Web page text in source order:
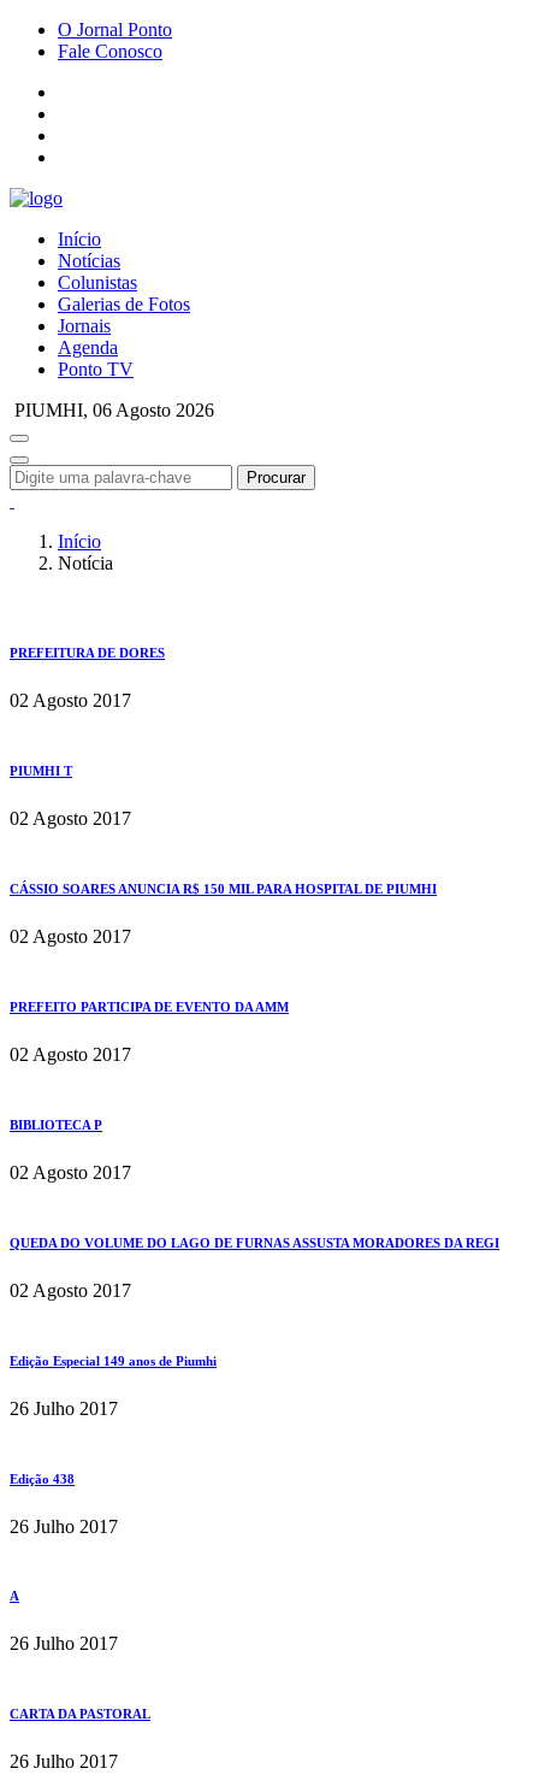
O Jornal Ponto
Fale Conosco
Início
Notícias
Colunistas
Galerias de Fotos
Jornais
Agenda
Ponto TV
PIUMHI, 06 Agosto 2026
Procurar
Início
Notícia
PREFEITURA DE DORES
02 Agosto 2017
PIUMHI T
02 Agosto 2017
CÁSSIO SOARES ANUNCIA R$ 150 MIL PARA HOSPITAL DE PIUMHI
02 Agosto 2017
PREFEITO PARTICIPA DE EVENTO DA AMM
02 Agosto 2017
BIBLIOTECA P
02 Agosto 2017
QUEDA DO VOLUME DO LAGO DE FURNAS ASSUSTA MORADORES DA REGI
02 Agosto 2017
Edição Especial 149 anos de Piumhi
26 Julho 2017
Edição 438
26 Julho 2017
A
26 Julho 2017
CARTA DA PASTORAL
26 Julho 2017